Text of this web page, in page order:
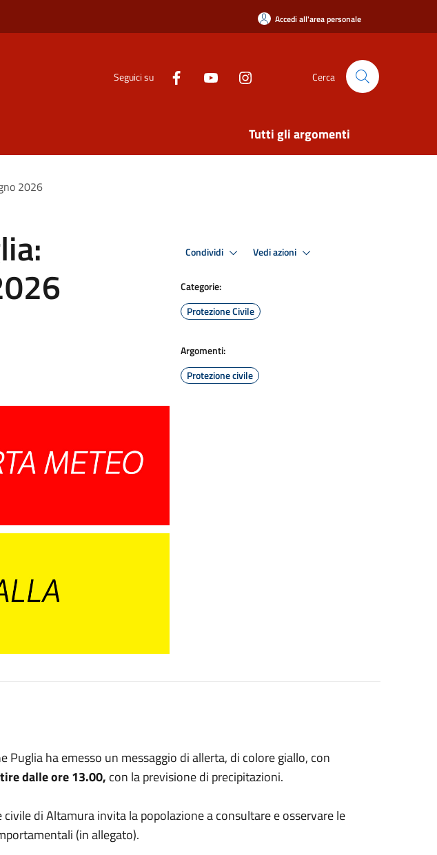
Accedi all'area personale
Seguici su Cerca
Tutti gli argomenti
2026
Condividi Vedi azioni
Categorie:
Protezione Civile
Argomenti:
Protezione civile
Puglia ha emesso un messaggio di allerta, di colore giallo, con
dalle ore 13.00, con la previsione di precipitazioni.
di Altamura invita la popolazione a consultare e osservare le
(in allegato).